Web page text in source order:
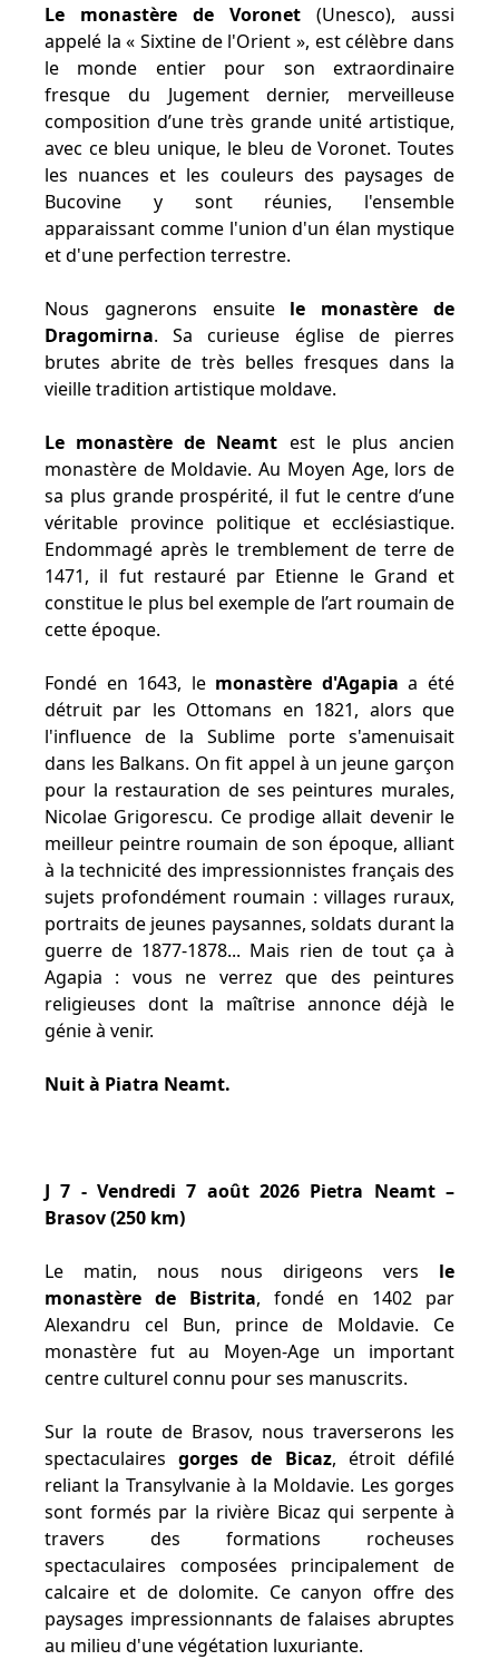
Le monastère de Voronet (Unesco), aussi
appelé la « Sixtine de l'Orient », est célèbre dans
le monde entier pour son extraordinaire
fresque du Jugement dernier, merveilleuse
composition d’une très grande unité artistique,
avec ce bleu unique, le bleu de Voronet. Toutes
les nuances et les couleurs des paysages de
Bucovine y sont réunies, l'ensemble
apparaissant comme l'union d'un élan mystique
et d'une perfection terrestre.
Nous gagnerons ensuite le monastère de
Dragomirna. Sa curieuse église de pierres
brutes abrite de très belles fresques dans la
vieille tradition artistique moldave.
Le monastère de Neamt est le plus ancien
monastère de Moldavie. Au Moyen Age, lors de
sa plus grande prospérité, il fut le centre d’une
véritable province politique et ecclésiastique.
Endommagé après le tremblement de terre de
1471, il fut restauré par Etienne le Grand et
constitue le plus bel exemple de l’art roumain de
cette époque.
Fondé en 1643, le monastère d'Agapia a été
détruit par les Ottomans en 1821, alors que
l'influence de la Sublime porte s'amenuisait
dans les Balkans. On fit appel à un jeune garçon
pour la restauration de ses peintures murales,
Nicolae Grigorescu. Ce prodige allait devenir le
meilleur peintre roumain de son époque, alliant
à la technicité des impressionnistes français des
sujets profondément roumain : villages ruraux,
portraits de jeunes paysannes, soldats durant la
guerre de 1877-1878... Mais rien de tout ça à
Agapia : vous ne verrez que des peintures
religieuses dont la maîtrise annonce déjà le
génie à venir.
Nuit à Piatra Neamt.
J 7 - Vendredi 7 août 2026 Pietra Neamt –
Brasov (250 km)
Le matin, nous nous dirigeons vers le
monastère de Bistrita, fondé en 1402 par
Alexandru cel Bun, prince de Moldavie. Ce
monastère fut au Moyen-Age un important
centre culturel connu pour ses manuscrits.
Sur la route de Brasov, nous traverserons les
spectaculairesgorges de Bicaz, étroit défilé
reliant la Transylvanie à la Moldavie. Les gorges
sont formés par la rivière Bicaz qui serpente à
travers des formations rocheuses
spectaculaires composées principalement de
calcaire et de dolomite. Ce canyon offre des
paysages impressionnants de falaises abruptes
au milieu d'une végétation luxuriante.